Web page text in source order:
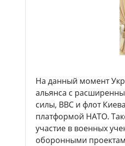
На данный момент
альянса с
силы, ВВС и флот
платформой НАТО.
участие в военных
оборонными